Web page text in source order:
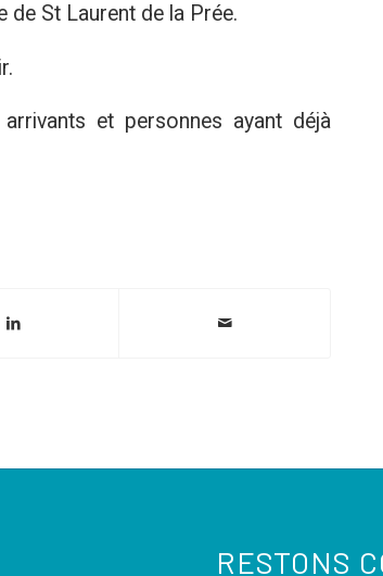
de St Laurent de la Prée.
et personnes ayant déjà
RESTONS